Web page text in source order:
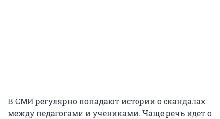
В СМИ регулярно попадают истории о скандалах
между педагогами и учениками. Чаще речь идет о